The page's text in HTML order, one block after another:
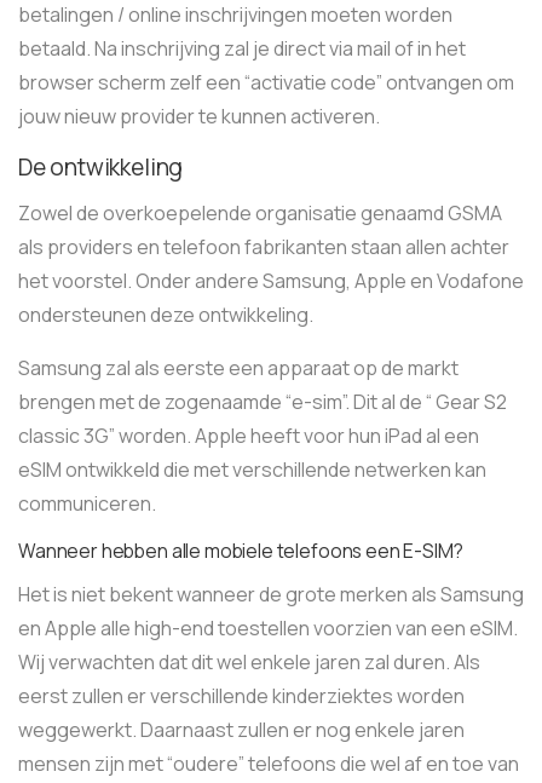
betalingen / online inschrijvingen moeten worden
betaald. Na inschrijving zal je direct via mail of in het
browser scherm zelf een “activatie code” ontvangen om
jouw nieuw provider te kunnen activeren.
De ontwikkeling
Zowel de overkoepelende organisatie genaamd GSMA
als providers en telefoon fabrikanten staan allen achter
het voorstel. Onder andere Samsung, Apple en Vodafone
ondersteunen deze ontwikkeling.
Samsung zal als eerste een apparaat op de markt
brengen met de zogenaamde “e-sim”. Dit al de “ Gear S2
classic 3G” worden. Apple heeft voor hun iPad al een
eSIM ontwikkeld die met verschillende netwerken kan
communiceren.
Wanneer hebben alle mobiele telefoons een E-SIM?
Het is niet bekent wanneer de grote merken als Samsung
en Apple alle high-end toestellen voorzien van een eSIM.
Wij verwachten dat dit wel enkele jaren zal duren. Als
eerst zullen er verschillende kinderziektes worden
weggewerkt. Daarnaast zullen er nog enkele jaren
mensen zijn met “oudere” telefoons die wel af en toe van